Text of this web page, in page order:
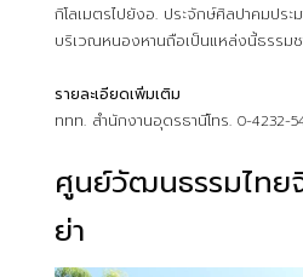
กิโลเมตรไปยังอ. ประจักษ์ศิลปาคมปร
บริเวณหนองหานถือเป็นแหล่งนี้ธรรม
รายละเอียดเพิ่มเติม
ททท. สำนักงานอุดรธานีโทร. 0-4232-
ศูนย์วัฒนธรรมไทย
ย่า